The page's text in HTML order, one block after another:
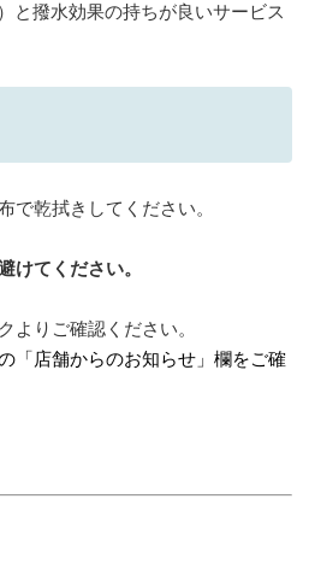
と撥水効果の持ちが良いサービス
で乾拭きしてください。
けてください。
よりご確認ください。
「店舗からのお知らせ」欄をご確